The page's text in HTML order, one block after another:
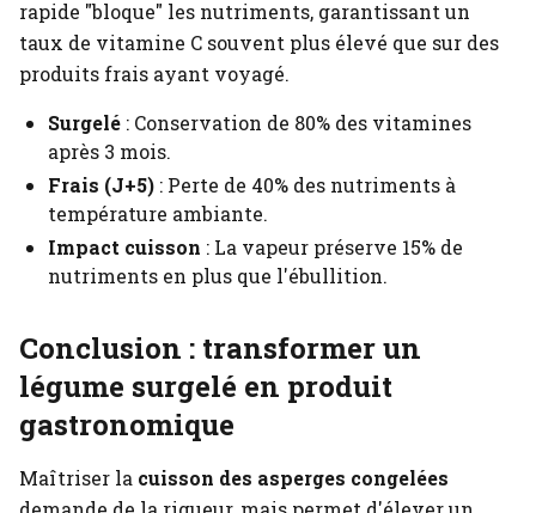
rapide "bloque" les nutriments, garantissant un
taux de vitamine C souvent plus élevé que sur des
produits frais ayant voyagé.
Surgelé : Conservation de 80% des vitamines
après 3 mois.
Frais (J+5) : Perte de 40% des nutriments à
température ambiante.
Impact cuisson : La vapeur préserve 15% de
nutriments en plus que l'ébullition.
Conclusion : transformer un
légume surgelé en produit
gastronomique
Maîtriser la cuisson des asperges congelées